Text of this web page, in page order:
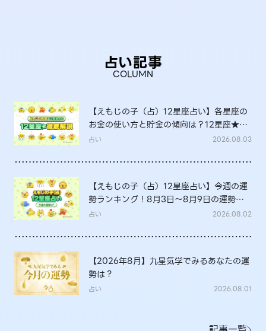
占い記事
COLUMN
【えもじの子（占）12星座占い】各星座の
お金の使い方と貯金の傾向は？12星座★徹
底解説
占い 2026.08.03
【えもじの子（占）12星座占い】今週の運
勢ランキング！8月3日～8月9日の運勢
は？
占い 2026.08.02
【2026年8月】九星気学でみるあなたの運
勢は？
占い 2026.08.01